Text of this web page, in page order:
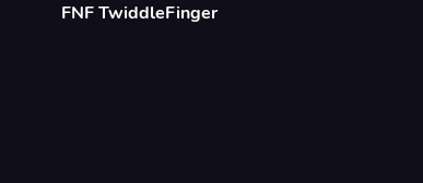
FNF TwiddleFinger